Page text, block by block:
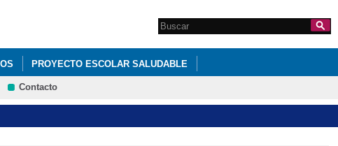
Formulario de
búsqueda
Search this site
PROYECTO ESCOLAR SALUDABLE
Contacto